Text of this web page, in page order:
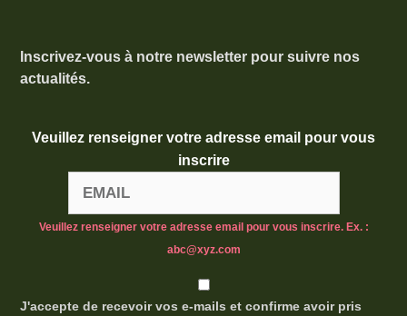
Inscrivez-vous à notre newsletter pour suivre nos
actualités.
Veuillez renseigner votre adresse email pour vous
inscrire
Veuillez renseigner votre adresse email pour vous inscrire. Ex. :
abc@xyz.com
J'accepte de recevoir vos e-mails et confirme avoir pris